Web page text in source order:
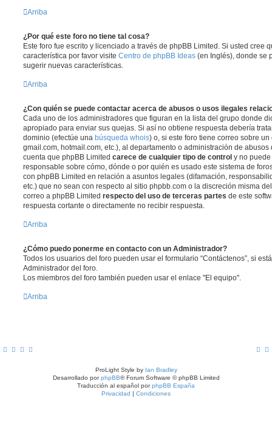
Arriba
¿Por qué este foro no tiene tal cosa?
Este foro fue escrito y licenciado a través de phpBB Limited. Si usted cree
característica por favor visite Centro de phpBB Ideas (en Inglés), donde se
sugerir nuevas características.
Arriba
¿Con quién se puede contactar acerca de abusos o usos ilegales
Cada uno de los administradores que figuran en la lista del grupo donde
apropiado para enviar sus quejas. Si así no obtiene respuesta debería
dominio (efectúe una búsqueda whois) o, si este foro tiene correo sobre
gmail.com, hotmail.com, etc.), al departamento o administración de
cuenta que phpBB Limited carece de cualquier tipo de control y no
responsable sobre cómo, dónde o por quién es usado este sistema de
con phpBB Limited en relación a asuntos legales (difamación,
etc.) que no sean con respecto al sitio phpbb.com o la discreción misma
correo a phpBB Limited respecto del uso de terceras partes de este
respuesta cortante o directamente no recibir respuesta.
Arriba
¿Cómo puedo ponerme en contacto con un Administrador?
Todos los usuarios del foro pueden usar el formulario “Contáctenos”, si
Administrador del foro.
Los miembros del foro también pueden usar el enlace "El equipo".
Arriba
ProLight Style by Ian Bradley
Desarrollado porphpBB® Forum Software © phpBB Limited
Traducción al español porphpBB España
Privacidad | Condiciones